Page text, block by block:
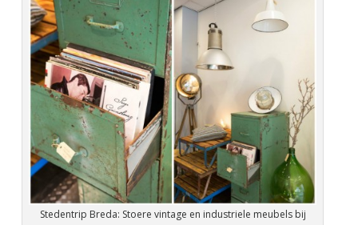
Stedentrip Breda: Stoere vintage en industriele meubels bij